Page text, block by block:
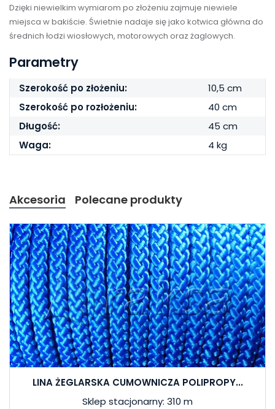
Dzięki niewielkim wymiarom po złożeniu zajmuje niewiele
miejsca w bakiście. Świetnie nadaje się jako kotwica główna do
średnich łodzi wiosłowych, motorowych oraz żaglowych.
Parametry
Szerokość po złożeniu:
10,5 cm
Szerokość po rozłożeniu:
40 cm
Długość:
45 cm
Waga:
4 kg
Akcesoria Polecane produkty
LINA ŻEGLARSKA CUMOWNICZA POLIPROPY...
Sklep stacjonarny: 310 m